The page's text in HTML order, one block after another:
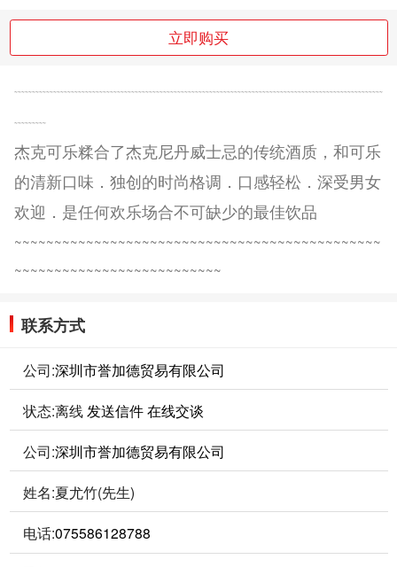
立即购买
~~~~~~~~~~~~~~~~~~~~~~~~~~~~~~~~~~~~~~~~~~~~~~~~~~~~~~~~~~~~~~~~~~~~~~~~~~~~~~~~~~~~~~~~~~~~~~~~~~~~~~~~
~~~~~~~~~
杰克可乐糅合了杰克尼丹威士忌的传统酒质，和可乐
的清新口味．独创的时尚格调．口感轻松．深受男女
欢迎．是任何欢乐场合不可缺少的最佳饮品
~~~~~~~~~~~~~~~~~~~~~~~~~~~~~~~~~~~~~~~~~~~~~~
~~~~~~~~~~~~~~~~~~~~~~~~~~
联系方式
公司:深圳市誉加德贸易有限公司
状态:离线 发送信件在线交谈
公司:深圳市誉加德贸易有限公司
姓名:夏尤竹(先生)
电话:075586128788